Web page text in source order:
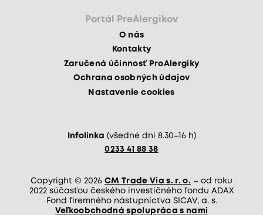
Portál PreAlergikov
O nás
Kontakty
Zaručená účinnosť ProAlergiky
Ochrana osobných údajov
Nastavenie cookies
Infolinka (všedné dni 8.30–16 h)
0233 41 88 38
Copyright © 2026 CM Trade Via s. r. o. – od roku
2022 súčasťou českého investičného fondu ADAX
Fond firemného nástupníctva SICAV, a. s.
Veľkoobchodná spolupráca s nami